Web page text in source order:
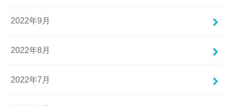
2022年9月
2022年8月
2022年7月